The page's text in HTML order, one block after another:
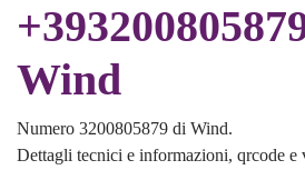
Wind
Numero 3200805879 di Wind.
Dettagli tecnici e informazioni, qrcode e